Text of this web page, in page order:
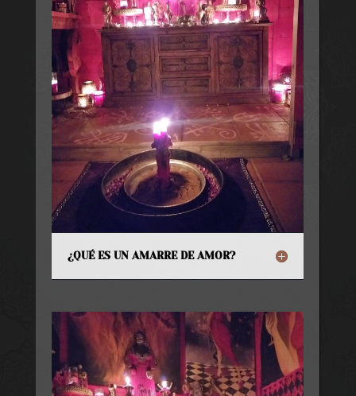
¿QUÉ ES UN AMARRE DE AMOR?